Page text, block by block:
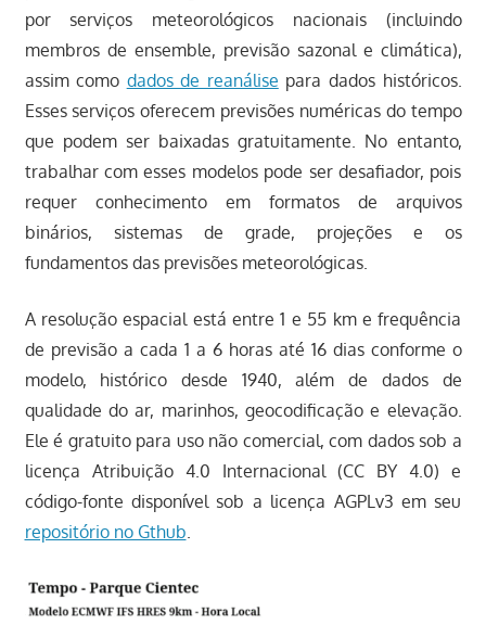
por serviços meteorológicos nacionais (incluindo
membros de ensemble, previsão sazonal e climática),
assim como dados de reanálise para dados históricos.
Esses serviços oferecem previsões numéricas do tempo
que podem ser baixadas gratuitamente. No entanto,
trabalhar com esses modelos pode ser desafiador, pois
requer conhecimento em formatos de arquivos
binários, sistemas de grade, projeções e os
fundamentos das previsões meteorológicas.
A resolução espacial está entre 1 e 55 km e frequência
de previsão a cada 1 a 6 horas até 16 dias conforme o
modelo, histórico desde 1940, além de dados de
qualidade do ar, marinhos, geocodificação e elevação.
Ele é gratuito para uso não comercial, com dados sob a
licença Atribuição 4.0 Internacional (CC BY 4.0) e
código-fonte disponível sob a licença AGPLv3 em seu
repositório no Gthub.